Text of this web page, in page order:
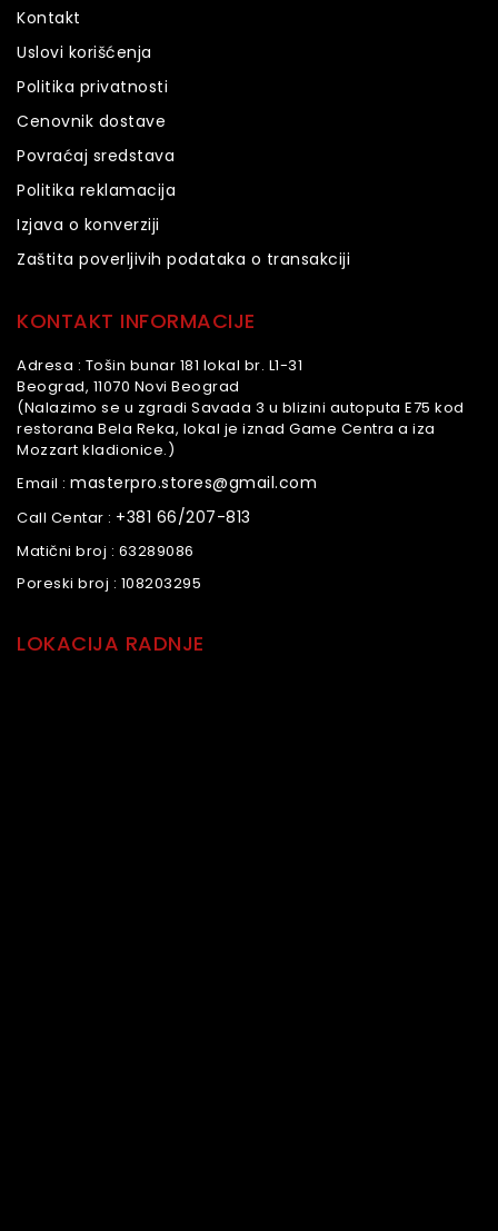
Kontakt
Uslovi korišćenja
Politika privatnosti
Cenovnik dostave
Povraćaj sredstava
Politika reklamacija
Izjava o konverziji
Zaštita poverljivih podataka o transakciji
KONTAKT INFORMACIJE
Adresa : Tošin bunar 181 lokal br. L1-31
Beograd, 11070 Novi Beograd
(Nalazimo se u zgradi Savada 3 u blizini autoputa E75 kod
restorana Bela Reka, lokal je iznad Game Centra a iza
Mozzart kladionice.)
Email : masterpro.stores@gmail.com
Call Centar : +381 66/207-813
Matični broj : 63289086
Poreski broj : 108203295
LOKACIJA RADNJE